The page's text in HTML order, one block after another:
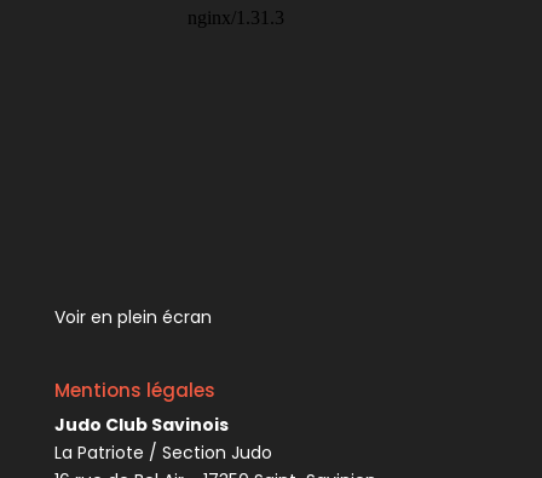
Voir en plein écran
Mentions légales
Judo Club Savinois
La Patriote / Section Judo